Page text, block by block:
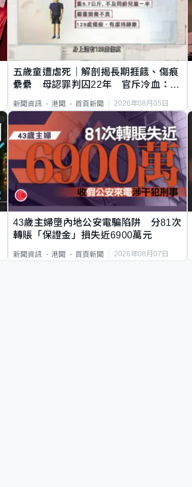
五歲童遭虐死｜解剖揭長期捱餓、傷痕
纍纍 母認罪判囚22年 官斥冷血：同
新聞資訊 港聞 首頁新聞 2026年08月05日
43歲主婦墮內地公安電騙陷阱 分81次
轉賬「保證金」損失近6900萬元
新聞資訊 港聞 首頁新聞 2026年08月07日